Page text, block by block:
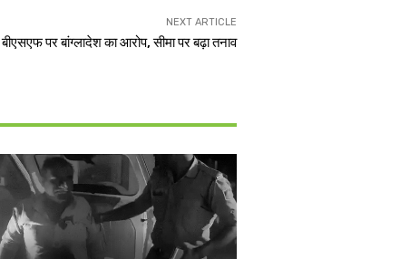
NEXT ARTICLE
बीएसएफ पर बांग्लादेश का आरोप, सीमा पर बढ़ा तनाव